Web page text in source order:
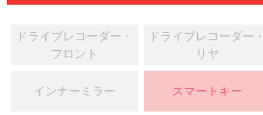
ドライブレコーダー・
フロント
ドライブレコーダー
リヤ
インナーミラー スマートキー